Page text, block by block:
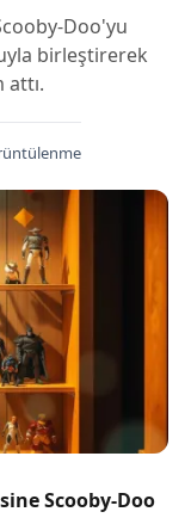
Doo'yu
birleştirerek
Scooby-Doo